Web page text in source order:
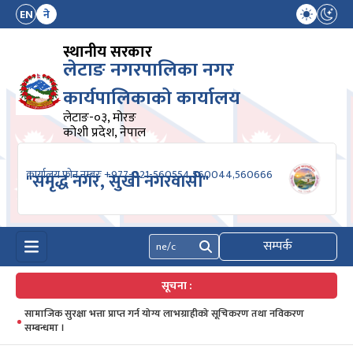
EN ने
स्थानीय सरकार
लेटाङ नगरपालिका नगर
कार्यपालिकाको कार्यालय
लेटाङ-०३, मोरङ
कोशी प्रदेश, नेपाल
कार्यालय फोन नम्बरः +977-021-560554,560044,560666
"समृद्ध नगर, सुखी नगरवासी"
खोज्नुहोस् सम्पर्क
सूचना :
सामाजिक सुरक्षा भत्ता प्राप्त गर्न योग्य लाभग्राहीको सूचिकरण तथा नविकरण
सम्बन्धमा ।